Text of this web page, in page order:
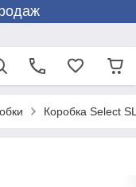
Коробка Select